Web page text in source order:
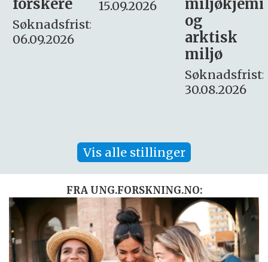
15.09.2026
miljøkjemi
– fast
Søknadsfrist:
16. august.
Vis alle stillinger
FRA UNG.FORSKNING.NO: